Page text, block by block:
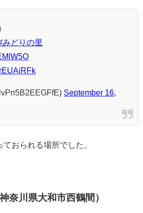
みどりの里
September 16,
おられる場所でした。
奈川県大和市西鶴間）